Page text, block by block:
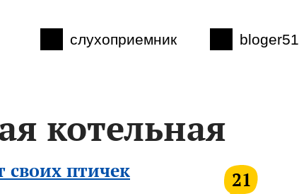
слухоприемник bloger51
котельная
своих птичек 21